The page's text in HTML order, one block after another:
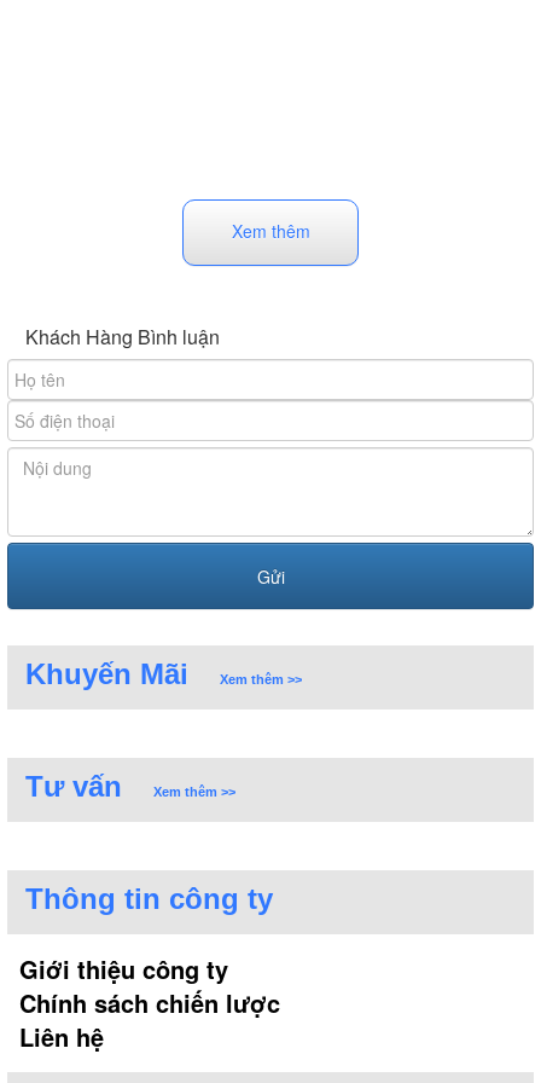
Xem thêm
Khách Hàng Bình luận
Khuyến Mãi Xem thêm >>
Tư vấn Xem thêm >>
Thông tin công ty
Giới thiệu công ty
Chính sách chiến lược
Liên hệ